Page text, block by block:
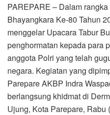
PAREPARE – Dalam
Bhayangkara Ke-80 Tahun
menggelar Upacara Tabur
penghormatan kepada para
anggota Polri yang telah
negara. Kegiatan yang
Parepare AKBP Indra
berlangsung khidmat di
Ujung, Kota Parepare, Rabu